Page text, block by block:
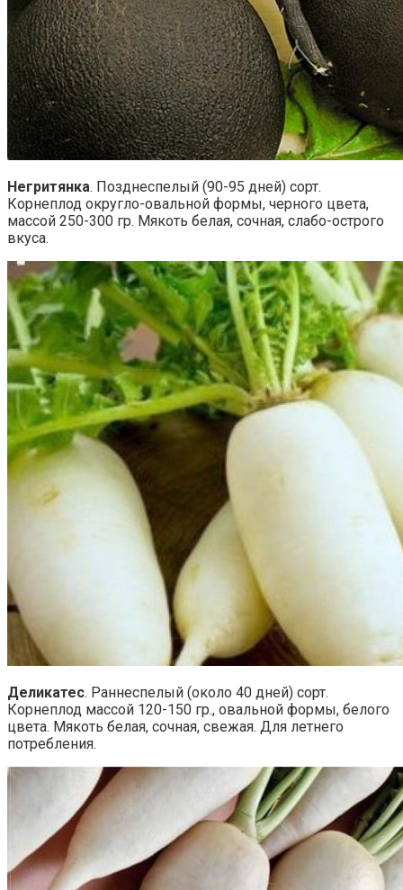
Негритянка. Позднеспелый (90-95 дней) сорт.
Корнеплод округло-овальной формы, черного цвета,
массой 250-300 гр. Мякоть белая, сочная, слабо-острого
вкуса.
Деликатес. Раннеспелый (около 40 дней) сорт.
Корнеплод массой 120-150 гр., овальной формы, белого
цвета. Мякоть белая, сочная, свежая. Для летнего
потребления.